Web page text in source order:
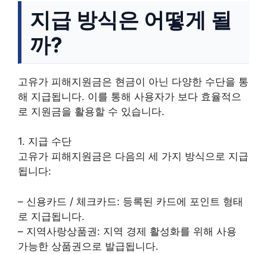
지급 방식은 어떻게 될
까?
고유가 피해지원금은 현금이 아닌 다양한 수단을 통
해 지급됩니다. 이를 통해 사용자가 보다 효율적으
로 지원금을 활용할 수 있습니다.
1. 지급 수단
고유가 피해지원금은 다음의 세 가지 방식으로 지급
됩니다:
– 신용카드 / 체크카드: 등록된 카드에 포인트 형태
로 지급됩니다.
– 지역사랑상품권: 지역 경제 활성화를 위해 사용
가능한 상품권으로 발급됩니다.